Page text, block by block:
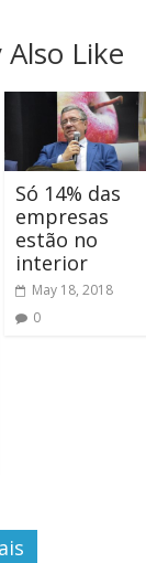
Like
Só 14% das
empresas
estão no
interior
May 18, 2018
0